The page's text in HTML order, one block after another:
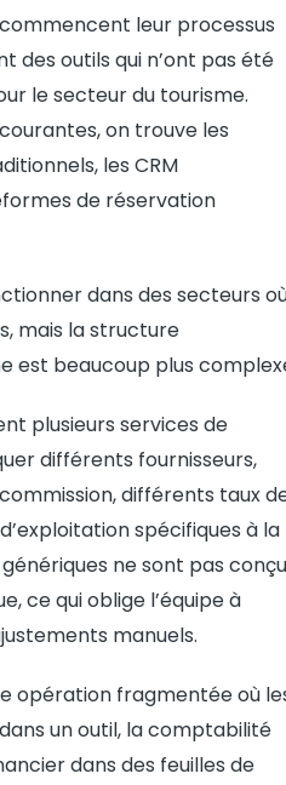
leur processus
des outils qui n’ont pas été
le secteur du tourisme.
on trouve les
les CRM
de réservation
dans des secteurs
mais la structure
est beaucoup plus
plusieurs services de
différents fournisseurs,
différents taux
spécifiques à la
ne sont pas
ce qui oblige l’équipe à
manuels.
opération fragmentée où
un outil, la comptabilité
dans des feuilles de